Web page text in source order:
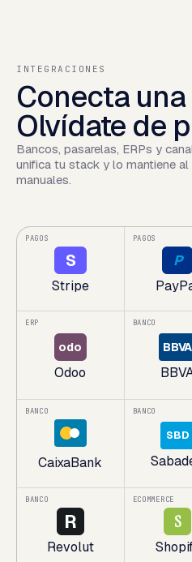
INTEGRACIONES
Conecta una
Olvídate de
Bancos, pasarelas, ERPs y
unifica tu stack y lo mantiene al
manuales.
PAGOS
S
Stripe
PAGOS
P
ERP
odo
Odoo
BANCO
BBVA
BANCO
CaixaBank
BANCO
SBD
BANCO
R
Revolut
ECOMMERCE
S